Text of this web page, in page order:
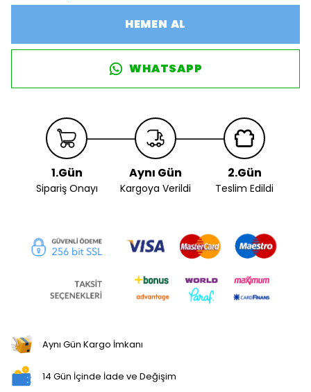
HEMEN AL
WHATSAPP
1.Gün
Sipariş Onayı
Aynı Gün
Kargoya Verildi
2.Gün
Teslim Edildi
Aynı Gün Kargo İmkanı
14 Gün İçinde İade ve Değişim